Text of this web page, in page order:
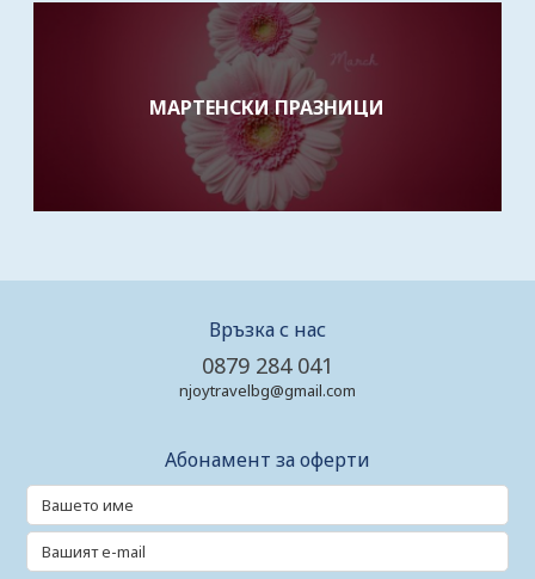
МАРТЕНСКИ ПРАЗНИЦИ
Връзка с нас
0879 284 041
njoytravelbg@gmail.com
Абонамент за оферти